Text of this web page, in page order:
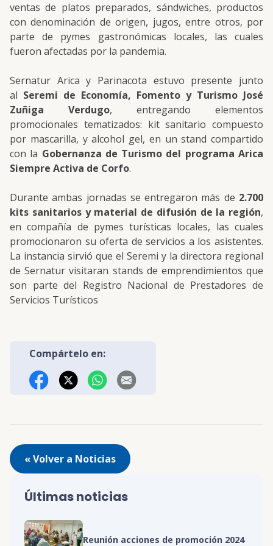
ventas de platos preparados, sándwiches, productos
con denominación de origen, jugos, entre otros, por
parte de pymes gastronómicas locales, las cuales
fueron afectadas por la pandemia.
Sernatur Arica y Parinacota estuvo presente junto
al Seremi de Economía, Fomento y Turismo José
Zuñiga Verdugo, entregando elementos
promocionales tematizados: kit sanitario compuesto
por mascarilla, y alcohol gel, en un stand compartido
con la Gobernanza de Turismo del programa Arica
Siempre Activa de Corfo.
Durante ambas jornadas se entregaron más de 2.700
kits sanitarios y material de difusión de la región,
en compañía de pymes turísticas locales, las cuales
promocionaron su oferta de servicios a los asistentes.
La instancia sirvió que el Seremi y la directora regional
de Sernatur visitaran stands de emprendimientos que
son parte del Registro Nacional de Prestadores de
Servicios Turísticos
Compártelo en:
« Volver a Noticias
Últimas noticias
Reunión acciones de promoción 2024